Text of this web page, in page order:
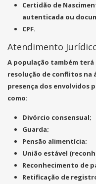
Certidão de
autenticada ou
CPF.
Atendimento
A população também
resolução de conflitos na
presença dos envolvidos
como:
Divórcio consensual;
Guarda;
Pensão alimentícia;
União estável
Reconhecimento de
Retificação de